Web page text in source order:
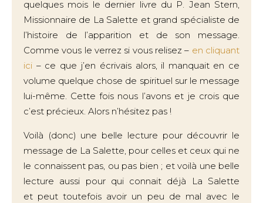
quelques mois le dernier livre du P. Jean Stern,
Missionnaire de La Salette et grand spécialiste de
l’histoire de l’apparition et de son message.
Comme vous le verrez si vous relisez – en cliquant
ici – ce que j’en écrivais alors, il manquait en ce
volume quelque chose de spirituel sur le message
lui-même. Cette fois nous l’avons et je crois que
c’est précieux. Alors n’hésitez pas !
Voilà (donc) une belle lecture pour découvrir le
message de La Salette, pour celles et ceux qui ne
le connaissent pas, ou pas bien ; et voilà une belle
lecture aussi pour qui connait déjà La Salette
et peut toutefois avoir un peu de mal avec le